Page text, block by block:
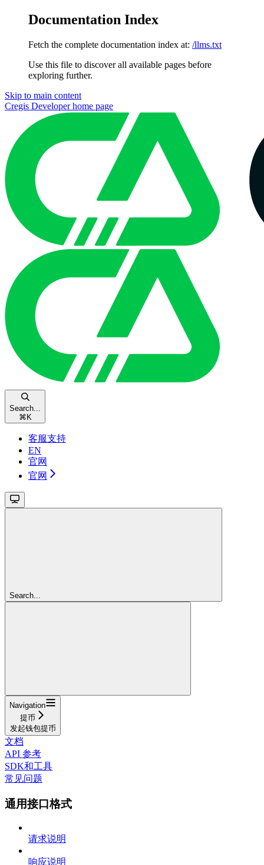
Documentation Index
Fetch the complete documentation index at: /llms.txt
Use this file to discover all available pages before
exploring further.
Skip to main content
Cregis Developerhome page
Search...
⌘ K
客服支持
EN
官网
官网
Search...
Navigation
提币
发起钱包提币
文档
API 参考
SDK和工具
常见问题
通用接口格式
请求说明
响应说明